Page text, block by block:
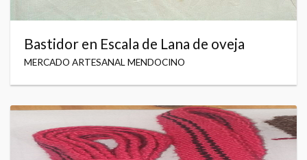
Bastidor en Escala de Lana de oveja
MERCADO ARTESANAL MENDOCINO